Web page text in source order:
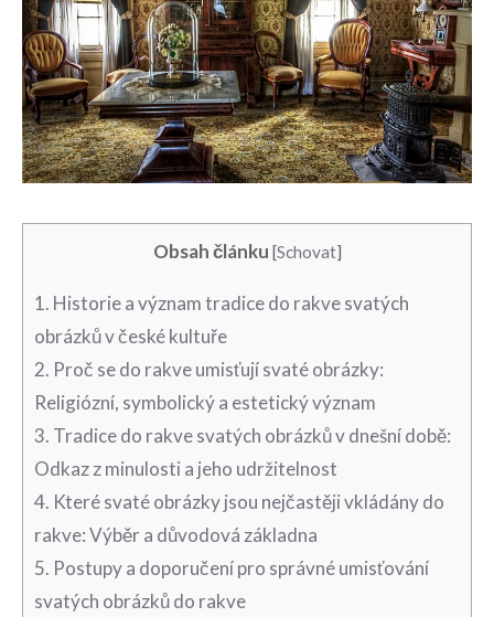
Obsah článku [Schovat]
1. Historie a význam‌ tradice do rakve svatých
obrázků v české kultuře
2. Proč‍ se do⁤ rakve umisťují svaté obrázky:
Religiózní, symbolický a estetický význam
3.‍ Tradice do rakve svatých obrázků v⁣ dnešní době:
Odkaz z minulosti a jeho ⁢udržitelnost
4. Které svaté obrázky ⁤jsou nejčastěji ‍vkládány do
rakve: ‌Výběr a důvodová základna
5. Postupy a doporučení pro správné umisťování
svatých obrázků do rakve